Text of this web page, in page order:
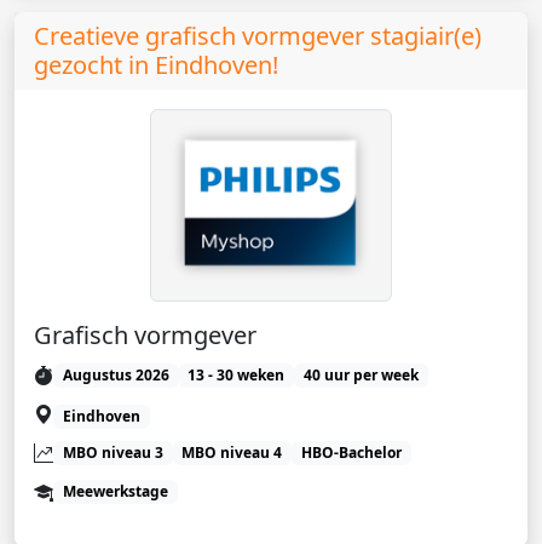
Creatieve grafisch vormgever stagiair(e)
gezocht in Eindhoven!
Grafisch vormgever
Augustus 2026 13 - 30 weken
40 uur per week
Eindhoven
MBO niveau 3
MBO niveau 4
HBO-Bachelor
Meewerkstage